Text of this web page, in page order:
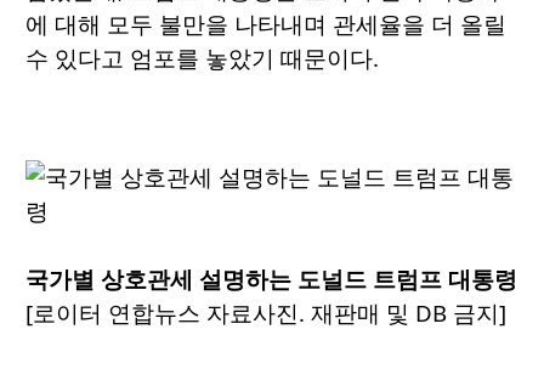
에 대해 모두 불만을 나타내며 관세율을 더 올릴
수 있다고 엄포를 놓았기 때문이다.
국가별 상호관세 설명하는 도널드 트럼프 대통령
[로이터 연합뉴스 자료사진. 재판매 및 DB 금지]